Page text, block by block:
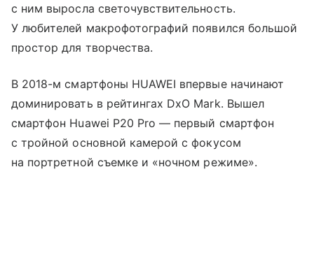
с ним выросла светочувствительность.
У любителей макрофотографий появился большой
простор для творчества.
В 2018-м смартфоны HUAWEI впервые начинают
доминировать в рейтингах DxO Mark. Вышел
смартфон Huawei P20 Pro — первый смартфон
с тройной основной камерой с фокусом
на портретной съемке и «ночном режиме».